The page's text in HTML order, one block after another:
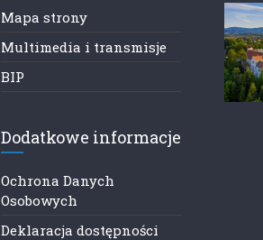
Mapa strony
Multimedia i transmisje
BIP
Dodatkowe informacje
Ochrona Danych
Osobowych
Deklaracja dostępności